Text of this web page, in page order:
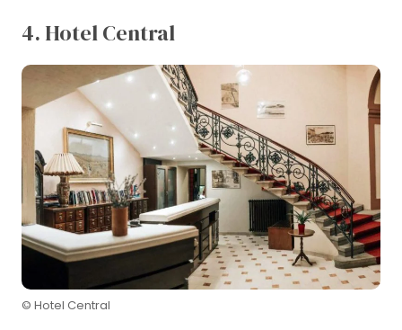
4. Hotel Central
© Hotel Central